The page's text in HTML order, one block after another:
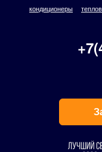
кондиционеры